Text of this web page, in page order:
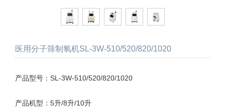
医用分子筛制氧机SL-3W-510/520/820/1020
产品型号：SL-3W-510/520/820/1020
产品机型：5升/8升/10升